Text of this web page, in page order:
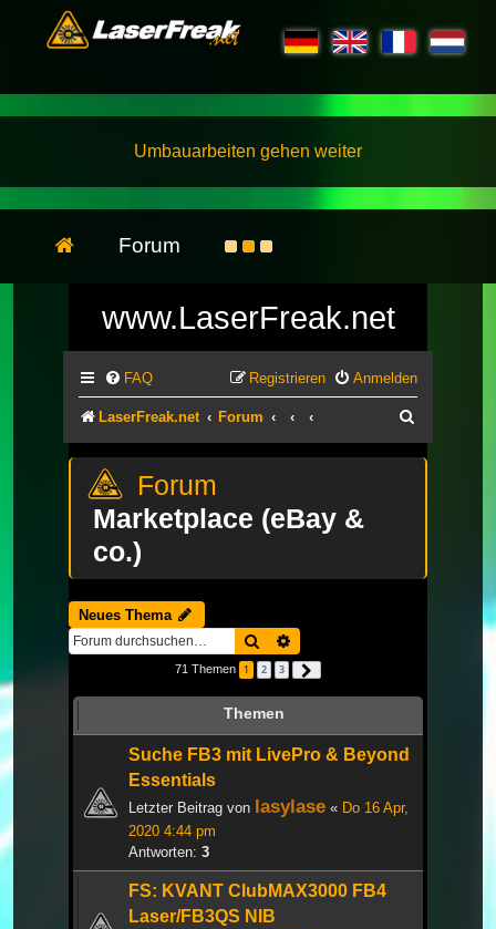
Umbauarbeiten gehen weiter
Forum
www.LaserFreak.net
FAQ Anmelden
Registrieren
LaserFreak.net Forum
Marketplace (eBay &
co.)
Neues Thema
Suche
71 Themen 1 2 3
Themen
Suche FB3 mit LivePro & Beyond
Essentials
Letzter Beitrag von lasylase « Do 16 Apr,
2020 4:44 pm
Antworten: 3
FS: KVANT ClubMAX3000 FB4
Laser/FB3QS NIB